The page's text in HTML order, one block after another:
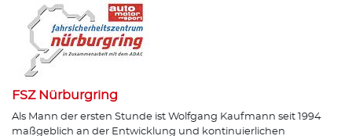
FSZ Nürburgring
Als Mann der ersten Stunde ist Wolfgang Kaufmann seit 1994
maßgeblich an der Entwicklung und kontinuierlichen